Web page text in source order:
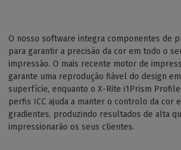
O nosso software integra componentes de
para garantir a precisão da cor em todo o
impressão. O mais recente motor de
garante uma reprodução fiável do design
superfície, enquanto o X-Rite i1Prism
perfis ICC ajuda a manter o controlo da cor
gradientes, produzindo resultados de alta
impressionarão os seus clientes.